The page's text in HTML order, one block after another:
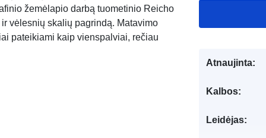
žemėlapio darbą tuometinio Reicho
vėlesnių skalių pagrindą. Matavimo
pateikiami kaip vienspalviai, rečiau
Atnaujinta:
Kalbos:
Leidėjas: